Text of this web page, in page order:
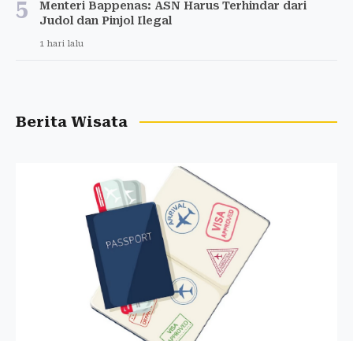
5
Menteri Bappenas: ASN Harus Terhindar dari
Judol dan Pinjol Ilegal
1 hari lalu
Berita Wisata